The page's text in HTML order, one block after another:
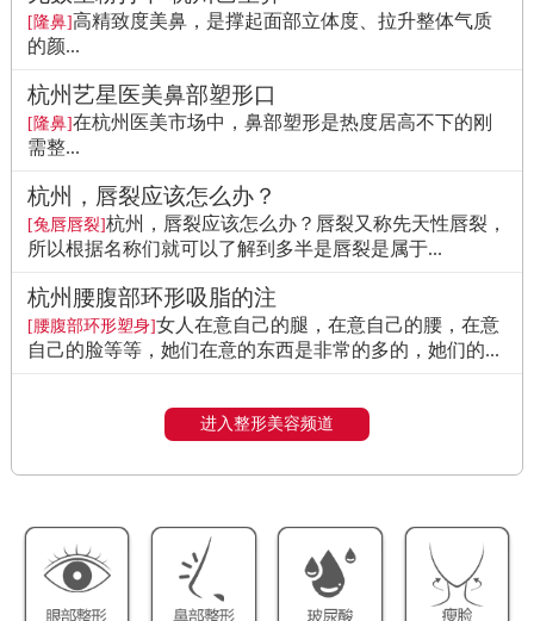
[隆鼻]高精致度美鼻，是撑起面部立体度、拉升整体气质
的颜...
杭州艺星医美鼻部塑形口
[隆鼻]在杭州医美市场中，鼻部塑形是热度居高不下的刚
需整...
杭州，唇裂应该怎么办？
[兔唇唇裂]杭州，唇裂应该怎么办？唇裂又称先天性唇裂，
所以根据名称们就可以了解到多半是唇裂是属于...
杭州腰腹部环形吸脂的注
[腰腹部环形塑身]女人在意自己的腿，在意自己的腰，在意
自己的脸等等，她们在意的东西是非常的多的，她们的...
进入整形美容频道